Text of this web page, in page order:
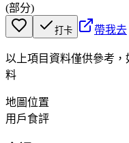
(部分)
打卡 帶我去
以上項目資料僅供參考
料
地圖位置
用戶食評